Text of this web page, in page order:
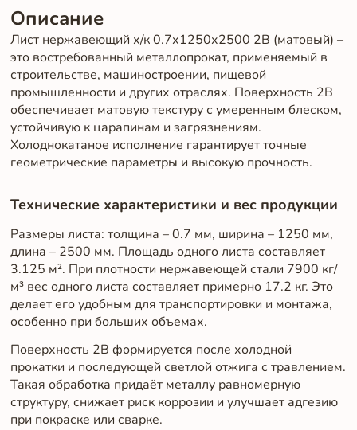
Описание
Лист нержавеющий х/к 0.7х1250х2500 2B (матовый) –
это востребованный металлопрокат, применяемый в
строительстве, машиностроении, пищевой
промышленности и других отраслях. Поверхность 2B
обеспечивает матовую текстуру с умеренным блеском,
устойчивую к царапинам и загрязнениям.
Холоднокатаное исполнение гарантирует точные
геометрические параметры и высокую прочность.
Технические характеристики и вес продукции
Размеры листа: толщина – 0.7 мм, ширина – 1250 мм,
длина – 2500 мм. Площадь одного листа составляет
3.125 м². При плотности нержавеющей стали 7900 кг/
м³ вес одного листа составляет примерно 17.2 кг. Это
делает его удобным для транспортировки и монтажа,
особенно при больших объемах.
Поверхность 2B формируется после холодной
прокатки и последующей светлой отжига с травлением.
Такая обработка придаёт металлу равномерную
структуру, снижает риск коррозии и улучшает адгезию
при покраске или сварке.